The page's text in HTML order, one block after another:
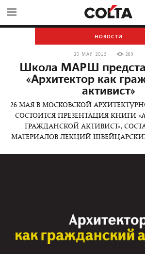
НОВОСТИ
20 МАЯ 2015 289
Школа МАРШ
«Архитектор как
активист»
26 МАЯ В МОСКОВСКОЙ
СОСТОИТСЯ ПРЕЗЕНТАЦИЯ КНИГИ
ГРАЖДАНСКОЙ АКТИВИСТ»,
МАТЕРИАЛОВ ЛЕКЦИЙ